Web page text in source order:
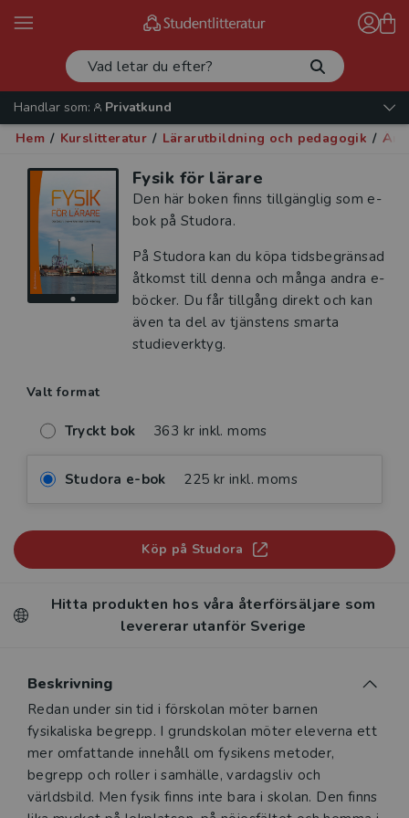
Handlar som:
Privatkund
Hem / Kurslitteratur / Lärarutbildning och pedagogik /
Fysik för lärare
Den här boken finns tillgänglig som e-
bok på Studora.
På Studora kan du köpa tidsbegränsad
åtkomst till denna och många andra e-
böcker. Du får tillgång direkt och kan
även ta del av tjänstens smarta
studieverktyg.
Valt format
Tryckt bok 363 kr inkl. moms
Studora e-bok 225 kr inkl. moms
Köp på Studora
Hitta produkten hos våra återförsäljare som
levererar utanför Sverige
Beskrivning
Beskrivning
Redan under sin tid i förskolan möter barnen
fysikaliska begrepp. I grundskolan möter eleverna ett
mer omfattande innehåll om fysikens metoder,
begrepp och roller i samhälle, vardagsliv och
världsbild. Men fysik finns inte bara i skolan. Den finns